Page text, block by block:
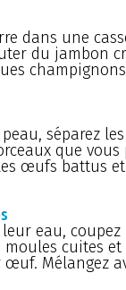
dans une
du jambon
séparez
que vous
œufs battus
eau,
cuites
œuf. Mélangez